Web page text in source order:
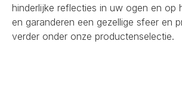
hinderlijke reflecties in uw ogen en op
en garanderen een gezellige sfeer en
verder onder onze productenselectie.